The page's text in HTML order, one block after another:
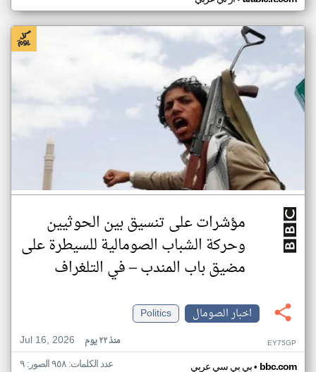
مؤشرات على تنسيق بين الحوثيين
وحركة الشباب الصومالية للسيطرة على
مضيق باب المندب – في التلغراف
اخبار الصومال
Politics
Jul 16, 2026
منذ ٢٢ يوم EY75GP
بي بي سي عربي• bbc.com عدد الكلمات: ٩٥٨ الصور: ٩